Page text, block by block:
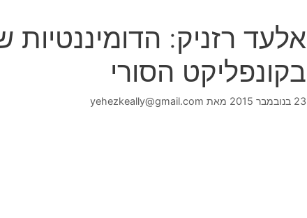
אלעד רזניק: הדומיננטיות
בקונפליקט הסורי
23 בנובמבר 2015 מאת yehezkeally@gmail.com